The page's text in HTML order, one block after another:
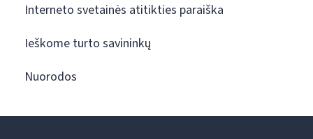
Interneto svetainės atitikties paraiška
Ieškome turto savininkų
Nuorodos